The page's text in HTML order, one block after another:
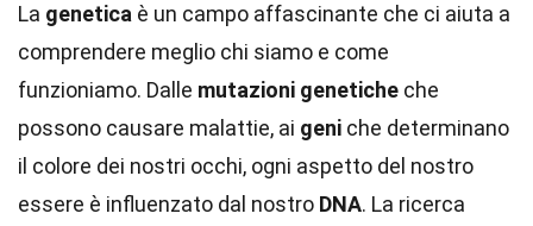
La genetica è un campo affascinante che ci aiuta a
comprendere meglio chi siamo e come
funzioniamo. Dalle mutazioni genetiche che
possono causare malattie, ai geni che determinano
il colore dei nostri occhi, ogni aspetto del nostro
essere è influenzato dal nostro DNA. La ricerca